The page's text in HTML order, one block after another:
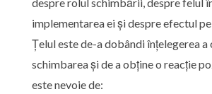
implementarea ei și despre efectul
Țelul este de-a dobândi înțelegerea a
schimbarea și de a obține o reacție
este nevoie de: